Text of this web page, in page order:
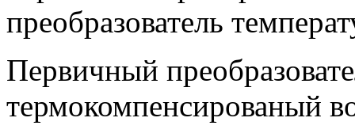
преобразователь
Первичный
термокомпенсированый